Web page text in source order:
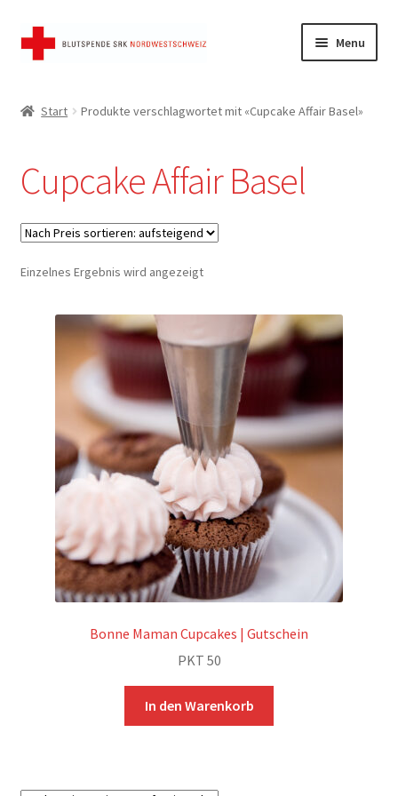
Skip
to
Skip
to
Menu
FAQ
Kasse
Mein Konto
Warenkorb
Start Produkte verschlagwortet mit «Cupcake Affair Basel»
Cupcake Affair Basel
Einzelnes Ergebnis wird angezeigt
Bonne Maman Cupcakes | Gutschein
PKT 50
In den Warenkorb